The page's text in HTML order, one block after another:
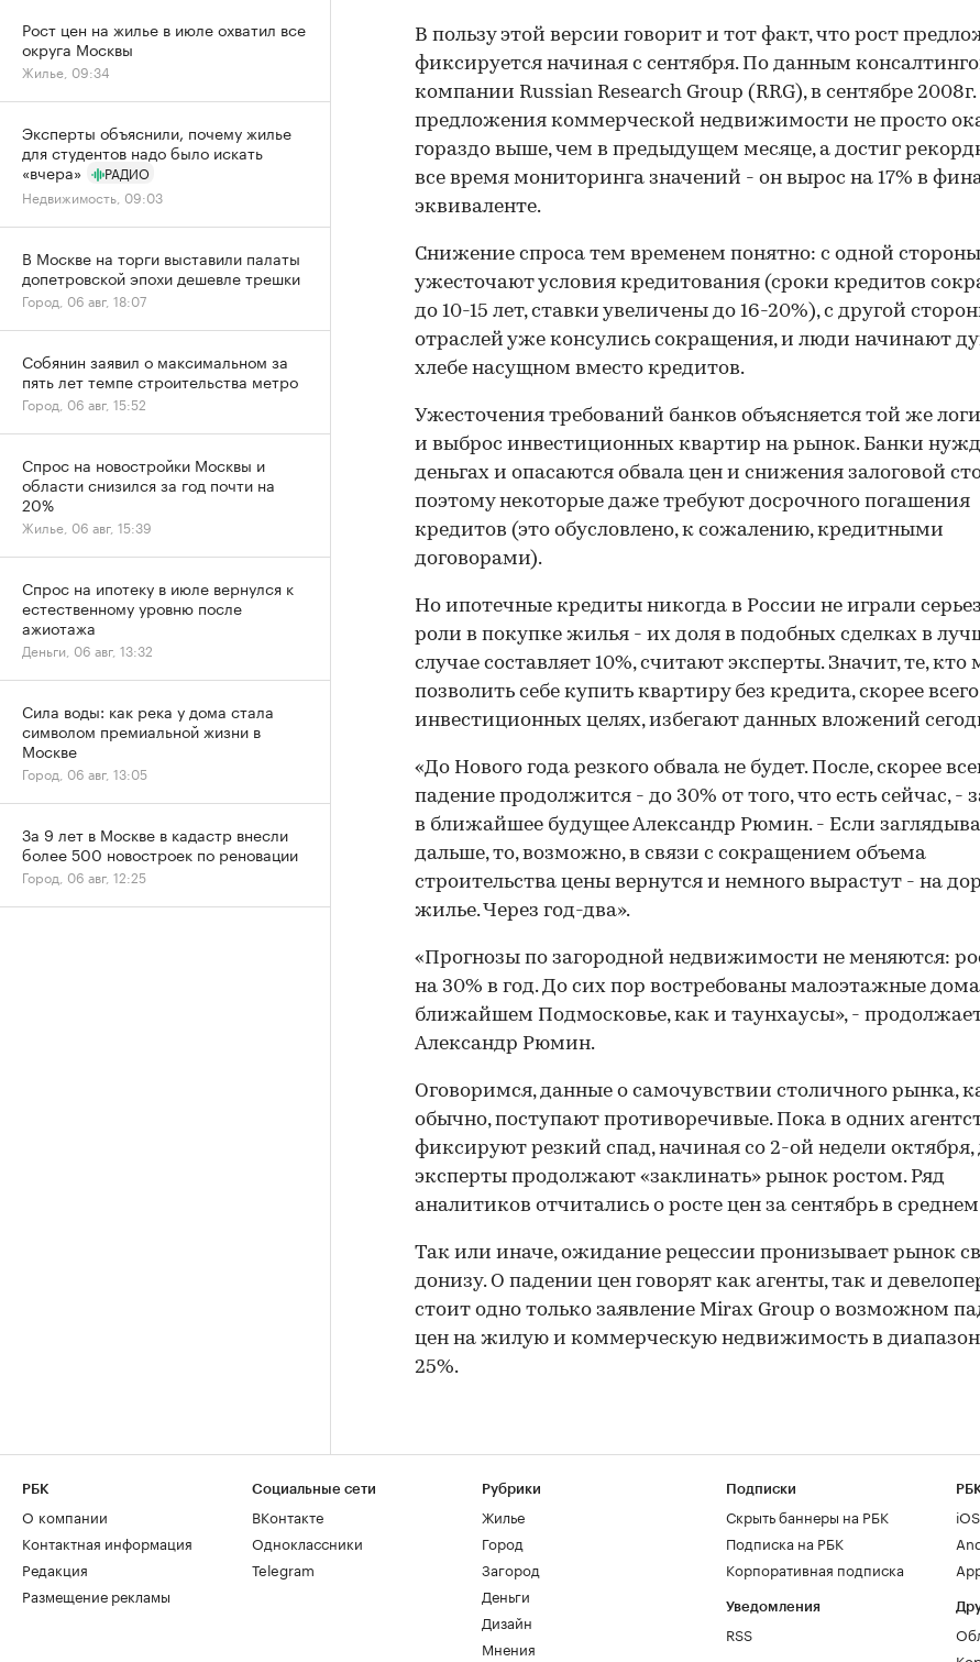
В пользу этой версии говорит и тот факт, что рост
фиксируется начиная с сентября. По данным
компании Russian Research Group (RRG), в сентябре
предложения коммерческой недвижимости не просто
гораздо выше, чем в предыдущем месяце, а достиг
все время мониторинга значений - он вырос на 17% в
эквиваленте.
Снижение спроса тем временем понятно: с одной
ужесточают условия кредитования (сроки кредитов
до 10-15 лет, ставки увеличены до 16-20%), с другой
отраслей уже консулись сокращения, и люди начинают
хлебе насущном вместо кредитов.
Ужесточения требований банков объясняется той же
и выброс инвестиционных квартир на рынок. Банки
деньгах и опасаются обвала цен и снижения залоговой
поэтому некоторые даже требуют досрочного погашения
кредитов (это обусловлено, к сожалению, кредитными
договорами).
Но ипотечные кредиты никогда в России не играли
роли в покупке жилья - их доля в подобных сделках в
случае составляет 10%, считают эксперты. Значит, те,
позволить себе купить квартиру без кредита, скорее
инвестиционных целях, избегают данных вложений
«До Нового года резкого обвала не будет. После, скорее
падение продолжится - до 30% от того, что есть сейчас, -
в ближайшее будущее Александр Рюмин. - Если
дальше, то, возможно, в связи с сокращением объема
строительства цены вернутся и немного вырастут - на
жилье. Через год-два».
«Прогнозы по загородной недвижимости не меняются:
на 30% в год. До сих пор востребованы малоэтажные
ближайшем Подмосковье, как и таунхаусы», -
Александр Рюмин.
Оговоримся, данные о самочувствии столичного рынка,
обычно, поступают противоречивые. Пока в одних
фиксируют резкий спад, начиная со 2-ой недели октября,
эксперты продолжают «заклинать» рынок ростом. Ряд
аналитиков отчитались о росте цен за сентябрь в
Так или иначе, ожидание рецессии пронизывает рынок
донизу. О падении цен говорят как агенты, так и
стоит одно только заявление Mirax Group о возможном
цен на жилую и коммерческую недвижимость в
25%.
Рост цен на жилье в июле охватил все
округа Москвы
Жилье, 09:34
Эксперты объяснили, почему жилье
для студентов надо было искать
«вчера»
РАДИО
Недвижимость, 09:03
В Москве на торги выставили палаты
допетровской эпохи дешевле трешки
Город, 06 авг, 18:07
Собянин заявил о максимальном за
пять лет темпе строительства метро
Город, 06 авг, 15:52
Спрос на новостройки Москвы и
области снизился за год почти на
20%
Жилье, 06 авг, 15:39
Спрос на ипотеку в июле вернулся к
естественному уровню после
ажиотажа
Деньги, 06 авг, 13:32
Сила воды: как река у дома стала
символом премиальной жизни в
Москве
Город, 06 авг, 13:05
За 9 лет в Москве в кадастр внесли
более 500 новостроек по реновации
Город, 06 авг, 12:25
РБК
О компании
Контактная информация
Редакция
Размещение рекламы
Социальные сети
ВКонтакте
Одноклассники
Telegram
Рубрики
Жилье
Город
Загород
Деньги
Дизайн
Мнения
Подписки
Скрыть баннеры на РБК
Подписка на РБК
Корпоративная подписка
Уведомления
RSS
iOS